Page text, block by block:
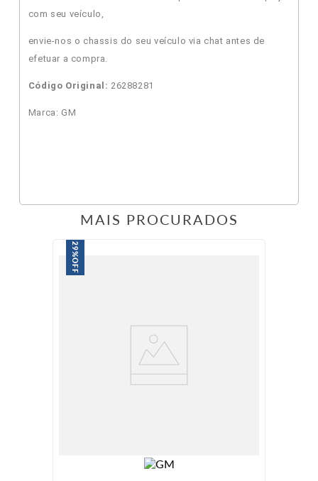
com seu veículo,
envie-nos o chassis do seu veículo via chat antes de
efetuar a compra.
Código Original: 26288281
Marca: GM
MAIS PROCURADOS
29%
OFF